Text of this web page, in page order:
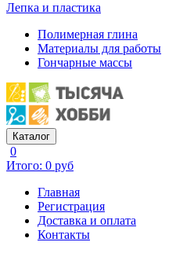
Лепка и пластика
Полимерная глина
Материалы для работы
Гончарные массы
Каталог
0
Итого: 0 руб
Главная
Регистрация
Доставка и оплата
Контакты